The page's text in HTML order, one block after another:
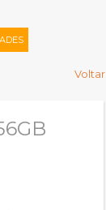
Registar |
Voltar